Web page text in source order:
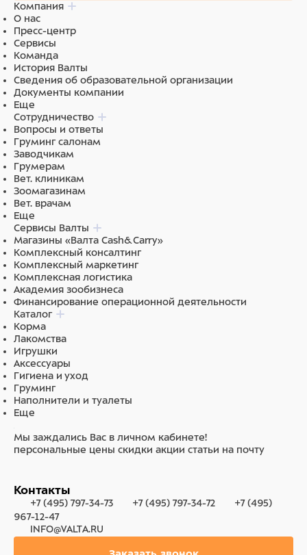
Компания
О нас
Пресс-центр
Сервисы
Команда
История Валты
Сведения об образовательной организации
Документы компании
Еще
Сотрудничество
Вопросы и ответы
Груминг салонам
Заводчикам
Грумерам
Вет. клиникам
Зоомагазинам
Вет. врачам
Еще
Сервисы Валты
Магазины «Валта Cash&Carry»
Комплексный консалтинг
Комплексный маркетинг
Комплексная логистика
Академия зообизнеса
Финансирование операционной деятельности
Каталог
Корма
Лакомства
Игрушки
Аксессуары
Гигиена и уход
Груминг
Наполнители и туалеты
Еще
Мы заждались Вас в личном кабинете!
персональные цены скидки акции статьи на почту
Контакты
+7 (495) 797-34-73 +7 (495) 797-34-72
+7 (495)
967-12-47
INFO@VALTA.RU